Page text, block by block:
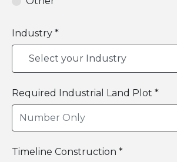
Industry *
Required Industrial Land Plot *
Timeline Construction *